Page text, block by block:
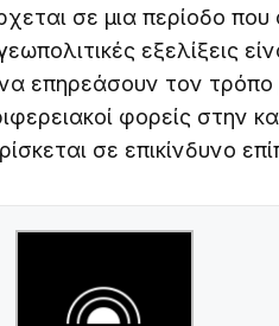
σε μια περίοδο που
εξελίξεις
επηρεάσουν τον τρόπο
φορείς στην
σε επικίνδυνο